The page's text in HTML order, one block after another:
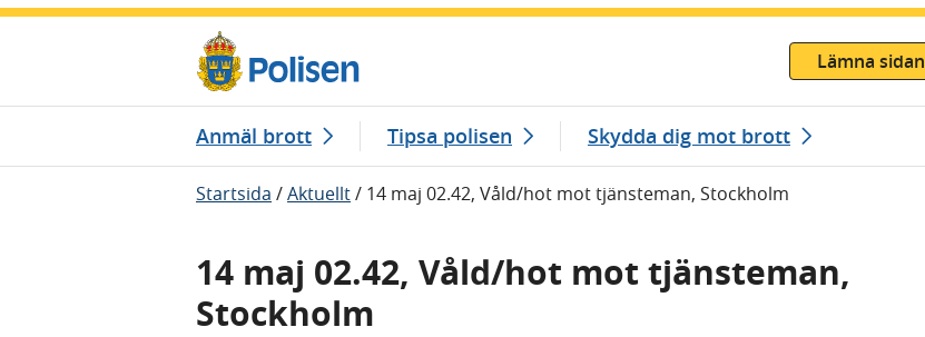
Lämna sidan
Anmäl brott Tipsa polisen Skydda dig mot brott
Startsida /Aktuellt/ 14 maj 02.42, Våld/hot mot tjänsteman, Stockholm
14 maj 02.42, Våld/hot mot tjänsteman,
Stockholm